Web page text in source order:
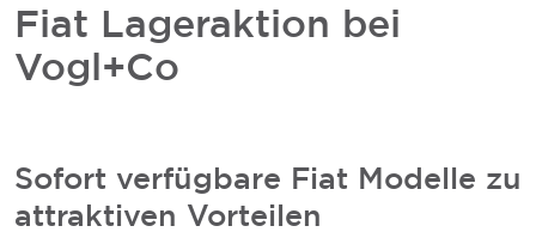
Fiat Lageraktion bei
Vogl+Co
Sofort verfügbare Fiat Modelle zu
attraktiven Vorteilen